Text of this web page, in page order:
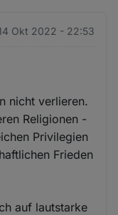
Okt 2022 - 22:53
nicht verlieren.
Religionen -
Privilegien
Frieden
auf lautstarke